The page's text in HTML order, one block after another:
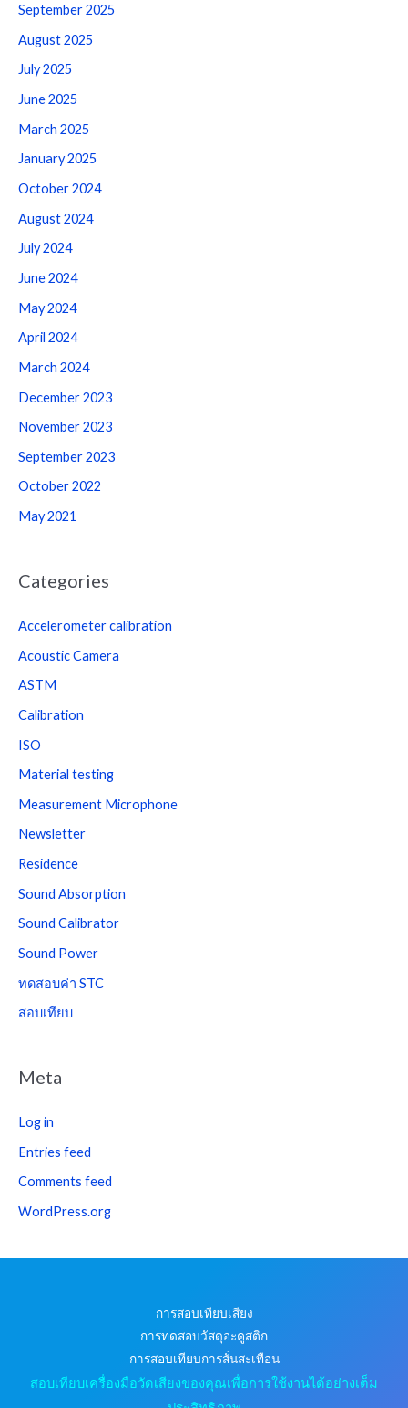
September 2025
August 2025
July 2025
June 2025
March 2025
January 2025
October 2024
August 2024
July 2024
June 2024
May 2024
April 2024
March 2024
December 2023
November 2023
September 2023
October 2022
May 2021
Categories
Accelerometer calibration
Acoustic Camera
ASTM
Calibration
ISO
Material testing
Measurement Microphone
Newsletter
Residence
Sound Absorption
Sound Calibrator
Sound Power
ทดสอบค่า STC
สอบเทียบ
Meta
Log in
Entries feed
Comments feed
WordPress.org
การสอบเทียบเสียง
การทดสอบวัสดุอะคูสติก
การสอบเทียบการสั่นสะเทือน
สอบเทียบเครื่องมือวัดเสียงของคุณเพื่อการใช้งานได้อย่างเต็ม